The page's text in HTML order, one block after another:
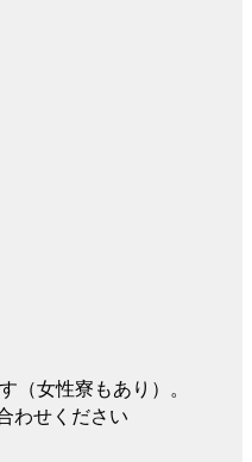
（女性寮もあり）。
わせください